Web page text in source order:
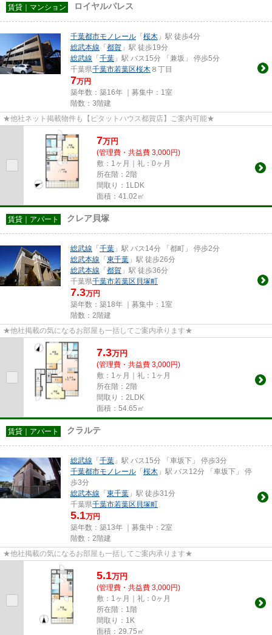
賃貸｜マンション ロイヤルパレス
千葉都市モノレール 「 桜木 」駅 徒歩4分
総武本線 「 都賀 」駅 徒歩19分
総武線 「 千葉 」駅 バス15分 「兼坂」 停歩5分
千葉県千葉市若葉区桜木 ８丁目
7万円
築年数：築16年 ｜募集中： 1室
階数：3階建
★他社ネット掲載物件も【ピタットハウス都賀店】ご案内可能★
7万円
(管理費・共益費 3,000円)
敷：1ヶ月｜礼：0ヶ月
所在階：2階
間取り：1LDK
面積：41.02㎡
賃貸｜アパート クレア貝塚
総武線 「 千葉 」駅 バス14分 「都町」 停歩2分
総武本線 「 東千葉 」駅 徒歩26分
総武本線 「 都賀 」駅 徒歩36分
千葉県千葉市若葉区 貝塚町
7.3万円
築年数：築18年 ｜募集中： 1室
階数：2階建
★他社掲載の気になるお部屋も一括してご案内承ります★
7.3万円
(管理費・共益費 3,000円)
敷：1ヶ月｜礼：1ヶ月
所在階：2階
間取り：2LDK
面積：54.65㎡
賃貸｜アパート クラルテ
総武線 「 千葉 」駅 バス15分 「車坂下」 停歩3分
千葉都市モノレール 「 桜木 」駅 バス12分 「車坂下」 停
歩3分
総武本線 「 東千葉 」駅 徒歩31分
千葉県千葉市若葉区 貝塚町
5.1万円
築年数：築13年 ｜募集中： 2室
階数：2階建
★他社掲載の気になるお部屋も一括してご案内承ります★
5.1万円
(管理費・共益費 3,000円)
敷：1ヶ月｜礼：0ヶ月
所在階：1階
間取り：1K
面積：29.75㎡